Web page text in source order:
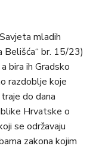
mladih
Belišća“ br. 15/23)
bira ih Gradsko
razdoblje koje
do dana
Hrvatske o
se održavaju
zakona kojim